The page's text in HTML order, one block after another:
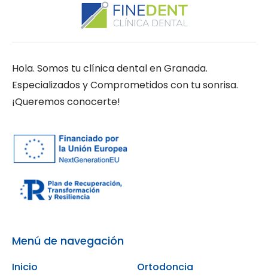
Hola. Somos tu clínica dental en Granada.
Especializados y Comprometidos con tu sonrisa.
¡Queremos conocerte!
Menú de navegación
Inicio Ortodoncia